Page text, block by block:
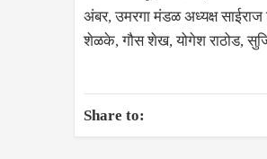
अंबर, उमरगा मंडळ अध्यक्ष
शेळके, गौस शेख, योगेश राठोड,
Share to: